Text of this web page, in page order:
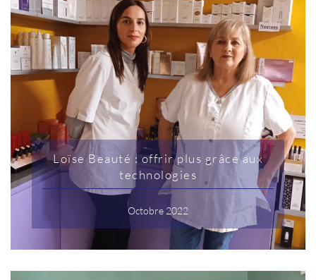
Loïse Beauté : offrir plus grâce aux
technologies
Octobre 2022